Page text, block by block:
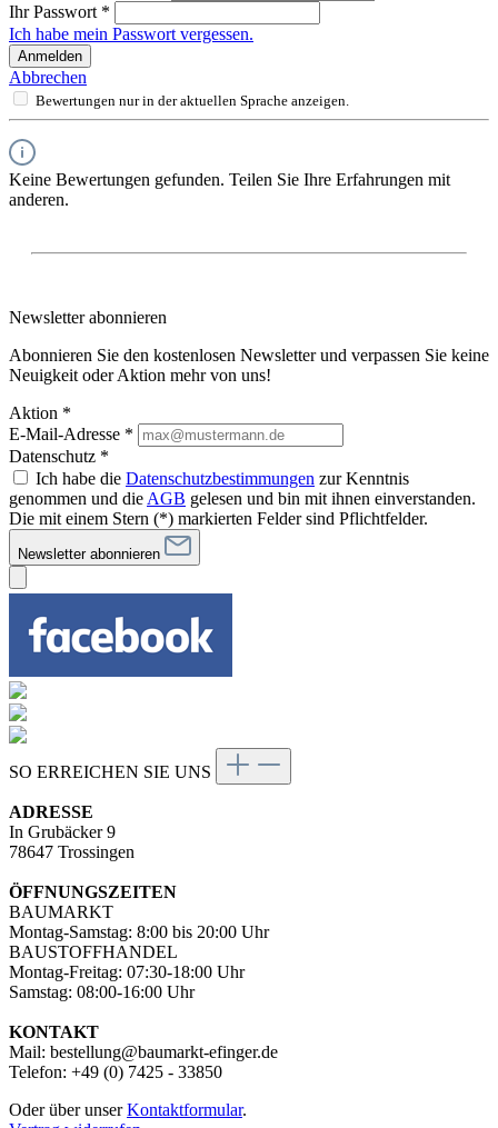
Ihr Passwort *
Ich habe mein Passwort vergessen.
Anmelden
Abbrechen
Bewertungen nur in der aktuellen Sprache anzeigen.
Keine Bewertungen gefunden. Teilen Sie Ihre Erfahrungen mit
anderen.
Newsletter abonnieren
Abonnieren Sie den kostenlosen Newsletter und verpassen Sie keine
Neuigkeit oder Aktion mehr von uns!
Aktion *
E-Mail-Adresse *
Datenschutz *
Ich habe die Datenschutzbestimmungen zur Kenntnis
genommen und die AGB gelesen und bin mit ihnen einverstanden.
Die mit einem Stern (*) markierten Felder sind Pflichtfelder.
Newsletter abonnieren
SO ERREICHEN SIE UNS
ADRESSE
In Grubäcker 9
78647 Trossingen
ÖFFNUNGSZEITEN
BAUMARKT
Montag-Samstag: 8:00 bis 20:00 Uhr
BAUSTOFFHANDEL
Montag-Freitag: 07:30-18:00 Uhr
Samstag: 08:00-16:00 Uhr
KONTAKT
Mail: bestellung@baumarkt-efinger.de
Telefon: +49 (0) 7425 - 33850
Oder über unserKontaktformular.